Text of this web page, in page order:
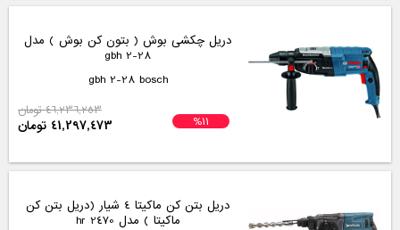
دریل چکشی بوش ( بتون کن بوش ) مدل
gbh 2-28
gbh 2-28 bosch
%11
46,236,253 تومان
41,297,473 تومان
دریل بتن کن ماکیتا 4 شیار (دریل بتن کن
ماکیتا ) مدل hr 2470